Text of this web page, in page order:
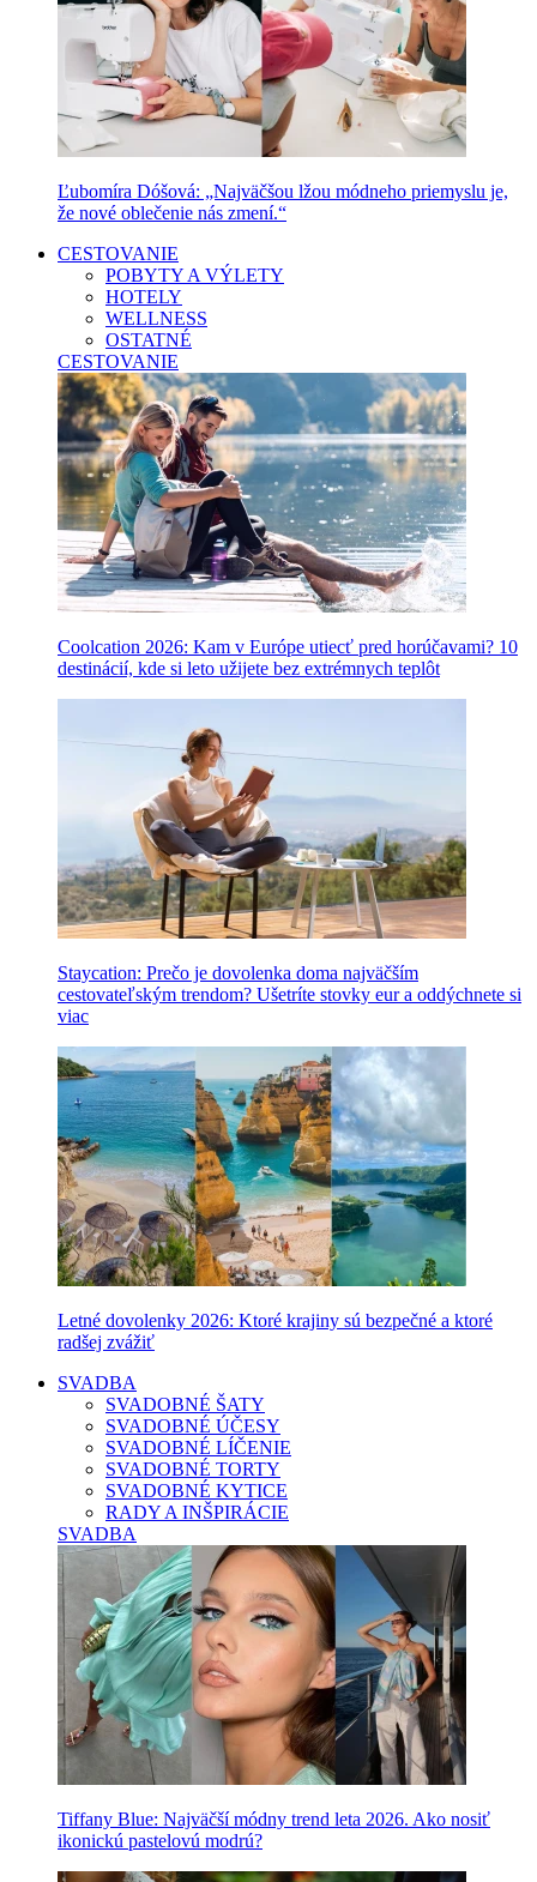
Ľubomíra Dóšová: „Najväčšou lžou módneho priemyslu je,
že nové oblečenie nás zmení.“
CESTOVANIE
POBYTY A VÝLETY
HOTELY
WELLNESS
OSTATNÉ
CESTOVANIE
Coolcation 2026: Kam v Európe utiecť pred horúčavami? 10
destinácií, kde si leto užijete bez extrémnych teplôt
Staycation: Prečo je dovolenka doma najväčším
cestovateľským trendom? Ušetríte stovky eur a oddýchnete si
viac
Letné dovolenky 2026: Ktoré krajiny sú bezpečné a ktoré
radšej zvážiť
SVADBA
SVADOBNÉ ŠATY
SVADOBNÉ ÚČESY
SVADOBNÉ LÍČENIE
SVADOBNÉ TORTY
SVADOBNÉ KYTICE
RADY A INŠPIRÁCIE
SVADBA
Tiffany Blue: Najväčší módny trend leta 2026. Ako nosiť
ikonickú pastelovú modrú?